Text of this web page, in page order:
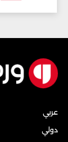
عربي
دولي